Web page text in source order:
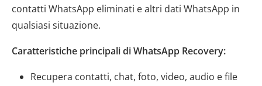
contatti WhatsApp eliminati e altri dati WhatsApp in
qualsiasi situazione.
Caratteristiche principali di WhatsApp Recovery:
Recupera contatti, chat, foto, video, audio e file